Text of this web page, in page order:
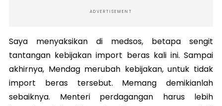
ADVERTISEMENT
Saya menyaksikan di medsos, betapa sengit
tantangan kebijakan import beras kali ini. Sampai
akhirnya, Mendag merubah kebijakan, untuk tidak
import beras tersebut. Memang demikianlah
sebaiknya. Menteri perdagangan harus lebih